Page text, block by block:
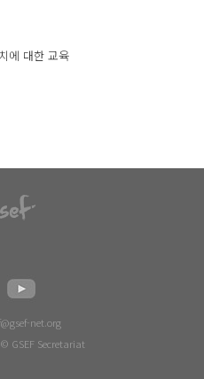
에 대한 교육
net.org
GSEF Secretariat